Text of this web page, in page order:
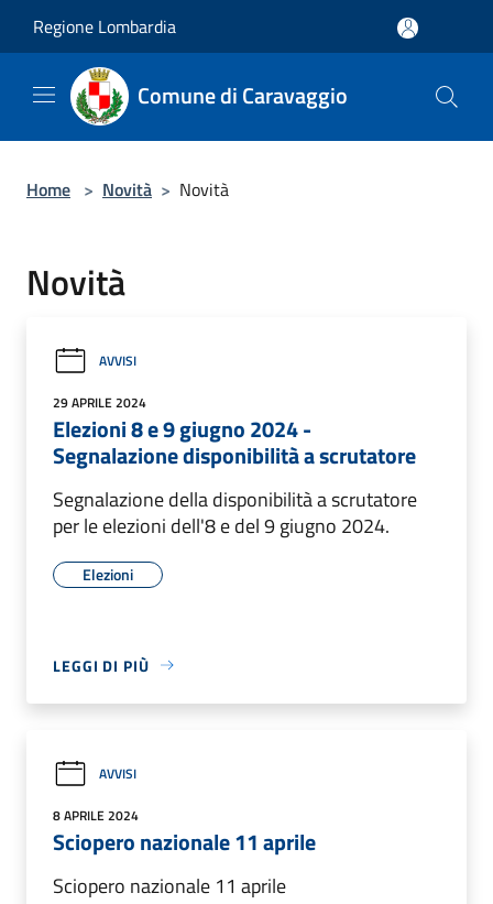
Regione Lombardia
Comune di Caravaggio
Home > Novità > Novità
Novità
AVVISI
29 APRILE 2024
Elezioni 8 e 9 giugno 2024 -
Segnalazione disponibilità a scrutatore
Segnalazione della disponibilità a scrutatore
per le elezioni dell'8 e del 9 giugno 2024.
Elezioni
LEGGI DI PIÙ
AVVISI
8 APRILE 2024
Sciopero nazionale 11 aprile
Sciopero nazionale 11 aprile